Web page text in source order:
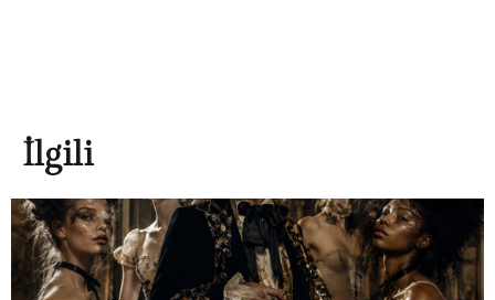
İlgili